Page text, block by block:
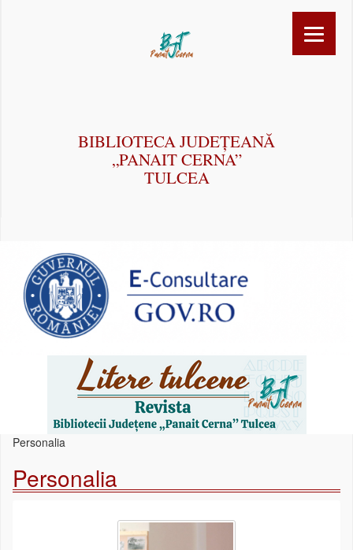
BIBLIOTECA JUDEȚEANĂ
„PANAIT CERNA”
TULCEA
Personalia
Personalia